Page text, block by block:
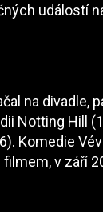
událostí
na divadle,
Notting Hill
Komedie
v září